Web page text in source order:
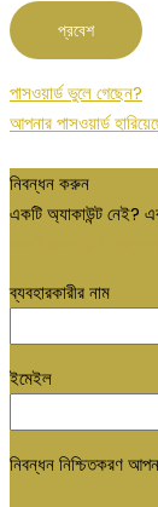
পাসওয়ার্ড ভুলে গেছেন?
আপনার পাসওয়ার্ড
নিবন্ধন করুন
একটি অ্যাকাউন্ট নেই?
ব্যবহারকারীর নাম
ইমেইল
নিবন্ধন নিশ্চিতকরণ